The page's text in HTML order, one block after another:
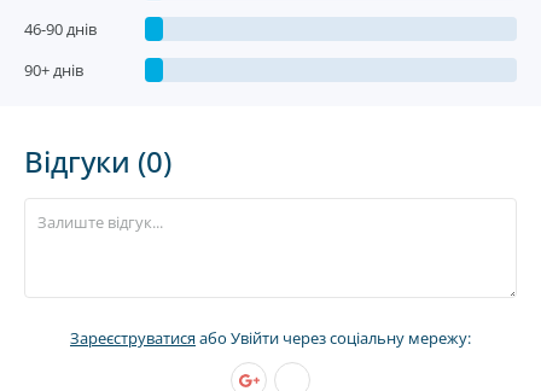
46-90 днів
90+ днів
Відгуки (0)
Зареєструватисяабо Увійти через соціальну мережу: